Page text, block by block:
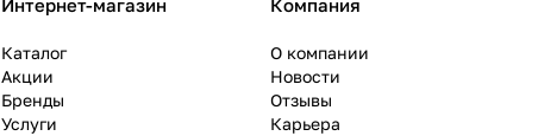
Интернет-магазин
Каталог
Акции
Бренды
Услуги
Компания
О компании
Новости
Отзывы
Карьера